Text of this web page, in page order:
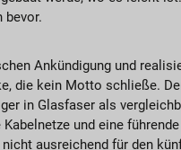
bevor.
Ankündigung und
die kein Motto schließe.
in Glasfaser als
Kabelnetze und eine
nicht ausreichend für den